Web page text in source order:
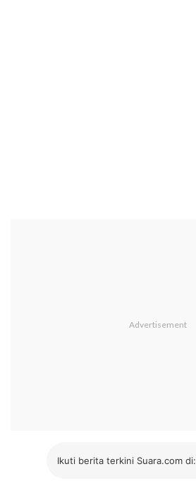
Ikuti berita terkini Suara.com di: